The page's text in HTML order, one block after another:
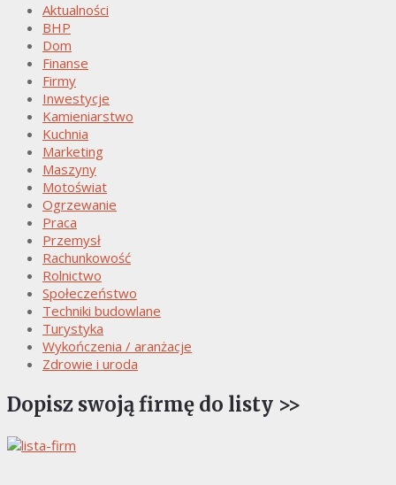
Aktualności
BHP
Dom
Finanse
Firmy
Inwestycje
Kamieniarstwo
Kuchnia
Marketing
Maszyny
Motoświat
Ogrzewanie
Praca
Przemysł
Rachunkowość
Rolnictwo
Społeczeństwo
Techniki budowlane
Turystyka
Wykończenia / aranżacje
Zdrowie i uroda
Dopisz swoją firmę do listy >>